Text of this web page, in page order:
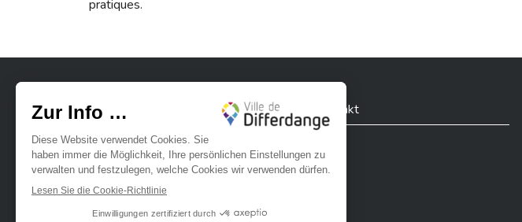
pratiques.
Ville de Differdange sur Facebook
Ville de Differdange sur Instagram
Ville de Differdange sur YouTube
Ville de Differdange sur TikTok
Ville de Differdange sur Linkedin
Hoplr
Kontakt